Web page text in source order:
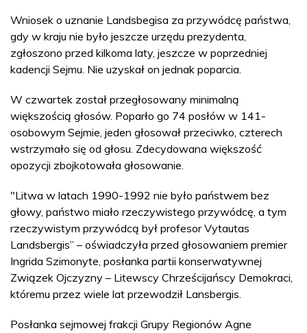
Wniosek o uznanie Landsbegisa za przywódcę państwa,
gdy w kraju nie było jeszcze urzędu prezydenta,
zgłoszono przed kilkoma laty, jeszcze w poprzedniej
kadencji Sejmu. Nie uzyskał on jednak poparcia.
W czwartek został przegłosowany minimalną
większością głosów. Poparło go 74 posłów w 141-
osobowym Sejmie, jeden głosował przeciwko, czterech
wstrzymało się od głosu. Zdecydowana większość
opozycji zbojkotowała głosowanie.
"Litwa w latach 1990-1992 nie było państwem bez
głowy, państwo miało rzeczywistego przywódcę, a tym
rzeczywistym przywódcą był profesor Vytautas
Landsbergis” – oświadczyła przed głosowaniem premier
Ingrida Szimonyte, posłanka partii konserwatywnej
Związek Ojczyzny – Litewscy Chrześcijańscy Demokraci,
któremu przez wiele lat przewodził Lansbergis.
Posłanka sejmowej frakcji Grupy Regionów Agne